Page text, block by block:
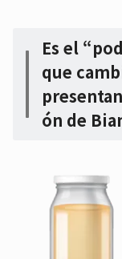
Es el
que
ón de